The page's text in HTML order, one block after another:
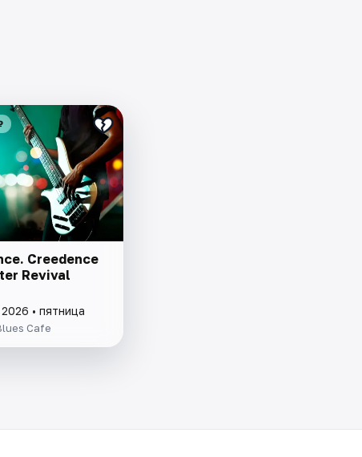
Creedence
Revival
• пятница
Cafe